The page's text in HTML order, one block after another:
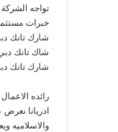
خبرات مستثمرين
شارك تانك
شاك تانك دبي
شارك تانك
رائده